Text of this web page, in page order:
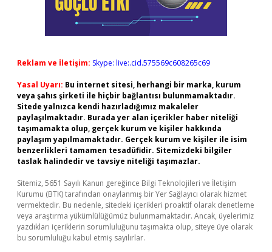
Reklam ve İletişim: Skype: live:.cid.575569c608265c69
Yasal Uyarı: Bu internet sitesi, herhangi bir marka, kurum
veya şahıs şirketi ile hiçbir bağlantısı bulunmamaktadır.
Sitede yalnızca kendi hazırladığımız makaleler
paylaşılmaktadır. Burada yer alan içerikler haber niteliği
taşımamakta olup, gerçek kurum ve kişiler hakkında
paylaşım yapılmamaktadır. Gerçek kurum ve kişiler ile isim
benzerlikleri tamamen tesadüfidir. Sitemizdeki bilgiler
taslak halindedir ve tavsiye niteliği taşımazlar.
Sitemiz, 5651 Sayılı Kanun gereğince Bilgi Teknolojileri ve İletişim
Kurumu (BTK) tarafından onaylanmış bir Yer Sağlayıcı olarak hizmet
vermektedir. Bu nedenle, sitedeki içerikleri proaktif olarak denetleme
veya araştırma yükümlülüğümüz bulunmamaktadır. Ancak, üyelerimiz
yazdıkları içeriklerin sorumluluğunu taşımakta olup, siteye üye olarak
bu sorumluluğu kabul etmiş sayılırlar.